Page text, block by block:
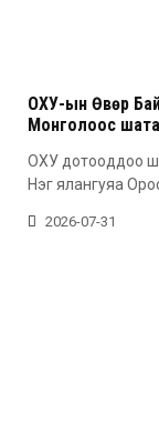
ОХУ-ын Өвөр
Монголоос
ОХУ дотооддоо
Нэг ялангуяа
2026-07-31